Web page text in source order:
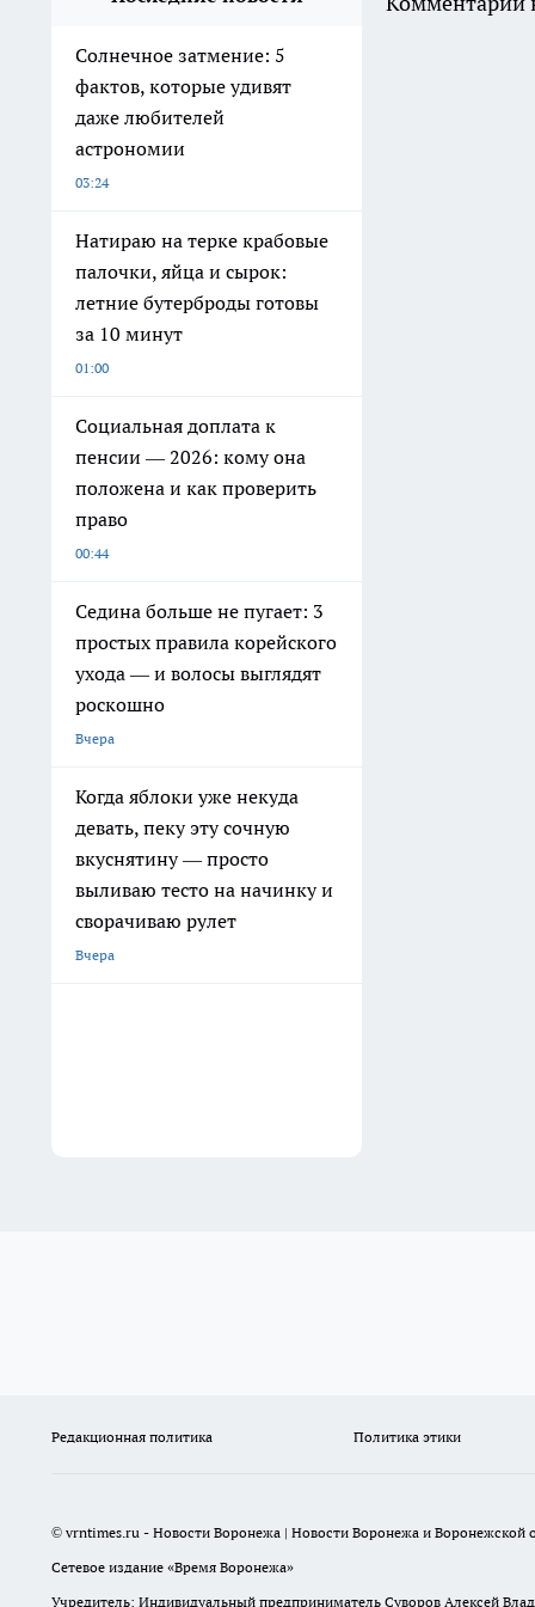
Солнечное затмение: 5
фактов, которые удивят
даже любителей
астрономии
03:24
Натираю на терке крабовые
палочки, яйца и сырок:
летние бутерброды готовы
за 10 минут
01:00
Социальная доплата к
пенсии — 2026: кому она
положена и как проверить
право
00:44
Седина больше не пугает: 3
простых правила корейского
ухода — и волосы выглядят
роскошно
Вчера
Когда яблоки уже некуда
девать, пеку эту сочную
вкуснятину — просто
выливаю тесто на начинку и
сворачиваю рулет
Вчера
Редакционная политика Политика этики
© vrntimes.ru - Новости Воронежа | Новости Воронежа и Воронежской
Сетевое издание «Время Воронежа»
Учредитель: Индивидуальный предприниматель Суворов Алексей